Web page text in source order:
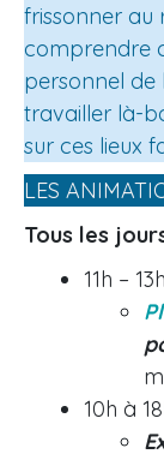
frissonner au
comprendre
personnel de
travailler là-
sur ces lieux
LES
Tous les
11h –
10h à